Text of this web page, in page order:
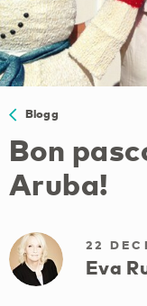
Blogg
Bon
Aruba!
22
Eva